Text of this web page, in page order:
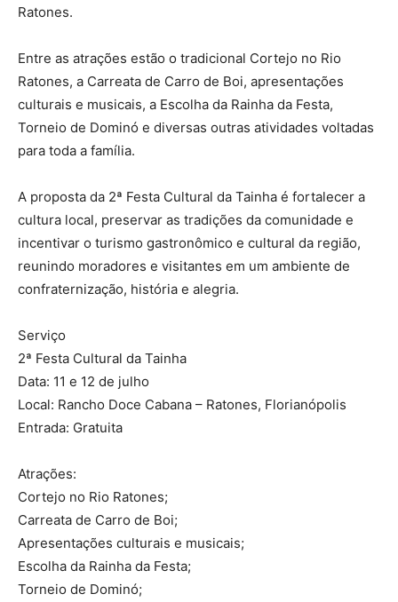
Ratones.
Entre as atrações estão o tradicional Cortejo no Rio
Ratones, a Carreata de Carro de Boi, apresentações
culturais e musicais, a Escolha da Rainha da Festa,
Torneio de Dominó e diversas outras atividades voltadas
para toda a família.
A proposta da 2ª Festa Cultural da Tainha é fortalecer a
cultura local, preservar as tradições da comunidade e
incentivar o turismo gastronômico e cultural da região,
reunindo moradores e visitantes em um ambiente de
confraternização, história e alegria.
Serviço
2ª Festa Cultural da Tainha
Data: 11 e 12 de julho
Local: Rancho Doce Cabana – Ratones, Florianópolis
Entrada: Gratuita
Atrações:
Cortejo no Rio Ratones;
Carreata de Carro de Boi;
Apresentações culturais e musicais;
Escolha da Rainha da Festa;
Torneio de Dominó;